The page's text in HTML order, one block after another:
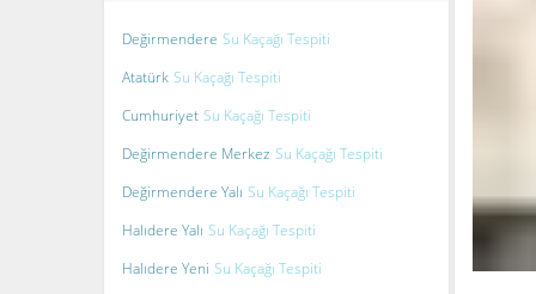
Değirmendere Su Kaçağı Tespiti
Atatürk Su Kaçağı Tespiti
Cumhuriyet Su Kaçağı Tespiti
Değirmendere Merkez Su Kaçağı Tespiti
Değirmendere Yalı Su Kaçağı Tespiti
Halıdere Yalı Su Kaçağı Tespiti
Halıdere Yeni Su Kaçağı Tespiti